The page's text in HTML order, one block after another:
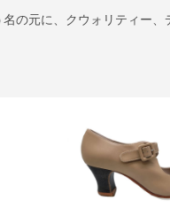
の元に、クウォリティー